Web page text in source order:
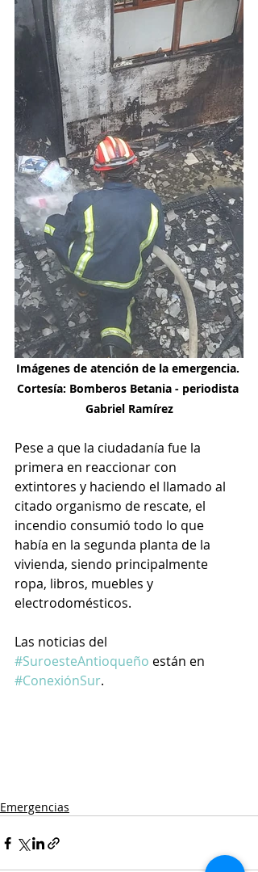
Imágenes de atención de la emergencia.
Cortesía: Bomberos Betania - periodista
Gabriel Ramírez
Pese a que la ciudadanía fue la
primera en reaccionar con
extintores y haciendo el llamado al
citado organismo de rescate, el
incendio consumió todo lo que
había en la segunda planta de la
vivienda, siendo principalmente
ropa, libros, muebles y
electrodomésticos.
Las noticias del
#SuroesteAntioqueño están en
#ConexiónSur.
Emergencias